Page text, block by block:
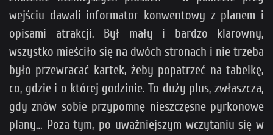
wejściu dawali informator konwentowy z planem i
opisami atrakcji. Był mały i bardzo klarowny,
wszystko mieściło się na dwóch stronach i nie trzeba
było przewracać kartek, żeby popatrzeć na tabelkę,
co, gdzie i o której godzinie. To duży plus, zwłaszcza,
gdy znów sobie przypomnę nieszczęsne pyrkonowe
plany… Poza tym, po uważniejszym wczytaniu się w